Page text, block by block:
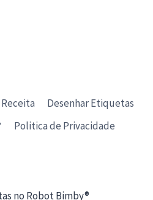
Desenhar Etiquetas
Politica de Privacidade
no Robot Bimby®